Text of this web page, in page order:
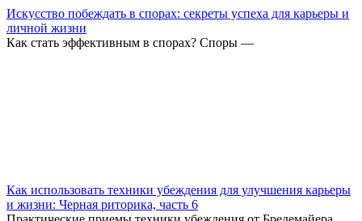
Искусство побеждать в спорах: секреты успеха для карьеры и
личной жизни
Как стать эффективным в спорах? Споры —
Как использовать техники убеждения для улучшения карьеры
и жизни: Черная риторика, часть 6